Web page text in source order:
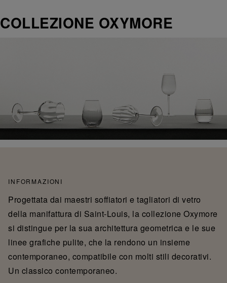
COLLEZIONE OXYMORE
INFORMAZIONI
Progettata dai maestri soffiatori e tagliatori di vetro
della manifattura di Saint-Louis, la collezione Oxymore
si distingue per la sua architettura geometrica e le sue
linee grafiche pulite, che la rendono un insieme
contemporaneo, compatibile con molti stili decorativi.
Un classico contemporaneo.